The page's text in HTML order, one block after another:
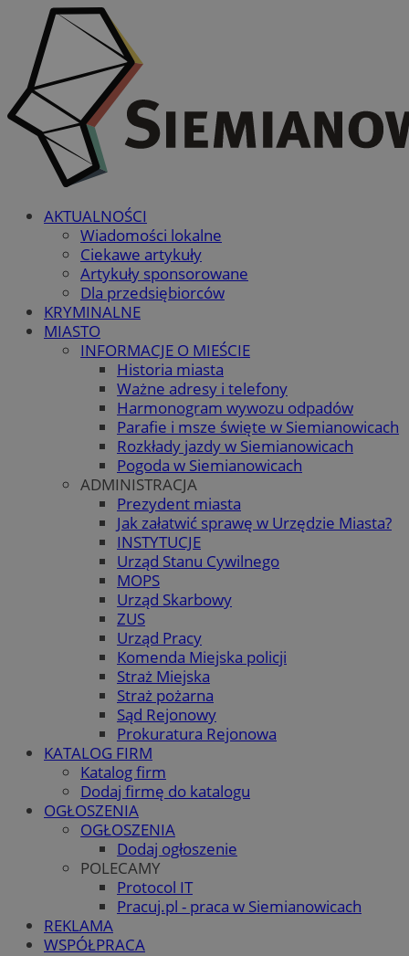
AKTUALNOŚCI
Wiadomości lokalne
Ciekawe artykuły
Artykuły sponsorowane
Dla przedsiębiorców
KRYMINALNE
MIASTO
INFORMACJE O MIEŚCIE
Historia miasta
Ważne adresy i telefony
Harmonogram wywozu odpadów
Parafie i msze święte w Siemianowicach
Rozkłady jazdy w Siemianowicach
Pogoda w Siemianowicach
ADMINISTRACJA
Prezydent miasta
Jak załatwić sprawę w Urzędzie Miasta?
INSTYTUCJE
Urząd Stanu Cywilnego
MOPS
Urząd Skarbowy
ZUS
Urząd Pracy
Komenda Miejska policji
Straż Miejska
Straż pożarna
Sąd Rejonowy
Prokuratura Rejonowa
KATALOG FIRM
Katalog firm
Dodaj firmę do katalogu
OGŁOSZENIA
OGŁOSZENIA
Dodaj ogłoszenie
POLECAMY
Protocol IT
Pracuj.pl - praca w Siemianowicach
REKLAMA
WSPÓŁPRACA